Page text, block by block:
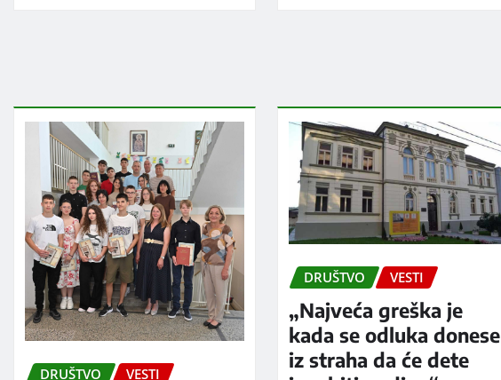
DRUŠTVO VESTI
DRUŠTVO VESTI
„Najveća greška je
kada se odluka donese
iz straha da će dete